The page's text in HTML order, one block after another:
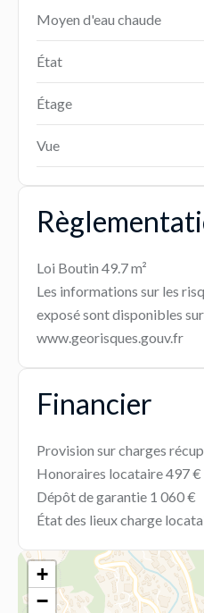
Moyen d'eau chaude
État
Étage
Vue
Loi Boutin 49.7 m²
Les informations sur les
exposé sont disponibles
www.georisques.gouv.fr
Financier
Provision sur charges
Honoraires locataire497 €
Dépôt de garantie 1 060 €
État des lieux charge
+
−